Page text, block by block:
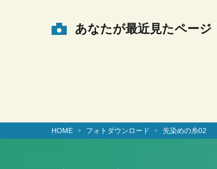
あなたが最近見たページ
HOME フォトダウンロード 先染めの糸02